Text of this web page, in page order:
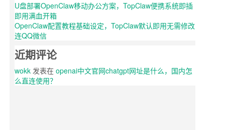
U盘部署OpenClaw移动办公方案，TopClaw便携系统即插
即用满血开箱
OpenClaw配置教程基础设定，TopClaw默认即用无需修改
连QQ微信
近期评论
wokk 发表在 openai中文官网chatgpt网址是什么，国内怎
么直连使用？